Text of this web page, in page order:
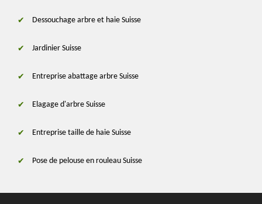
Dessouchage arbre et haie Suisse
Jardinier Suisse
Entreprise abattage arbre Suisse
Elagage d'arbre Suisse
Entreprise taille de haie Suisse
Pose de pelouse en rouleau Suisse